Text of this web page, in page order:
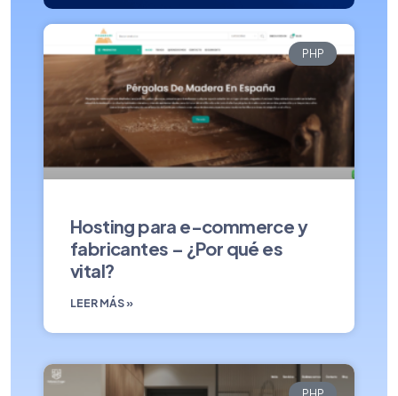
PHP
Hosting para e-commerce y
fabricantes – ¿Por qué es
vital?
LEER MÁS »